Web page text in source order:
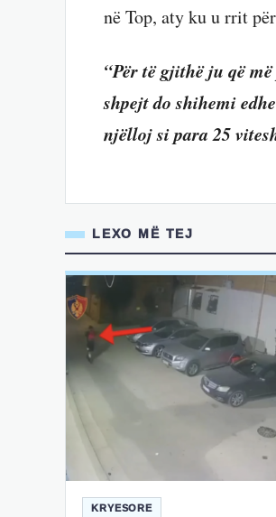
në Top, aty ku u rrit
“Për të gjithë ju që
shpejt do shihemi
njëlloj si para 25
LEXO MË TEJ
KRYESORE